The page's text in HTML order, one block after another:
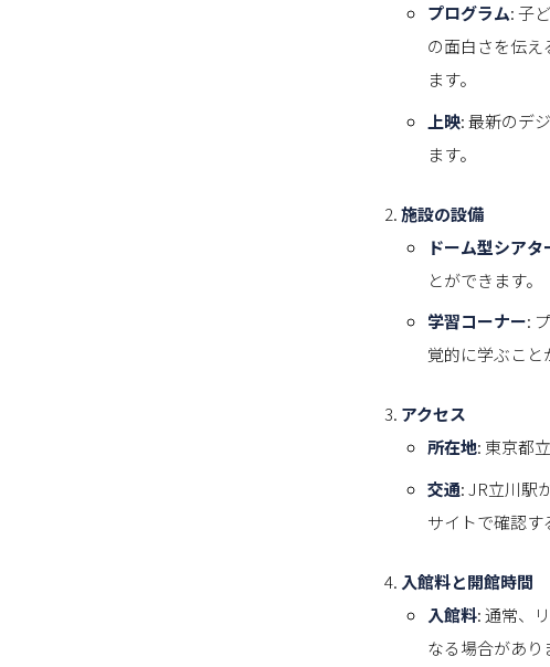
プログラム: 子
の面白さを伝
ます。
上映: 最新のデ
ます。
施設の設備
ドーム型シアタ
とができます。
学習コーナー:
覚的に学ぶこと
アクセス
所在地: 東京都
交通: JR立川駅
サイトで確認す
入館料と開館時間
入館料: 通常、
なる場合があり